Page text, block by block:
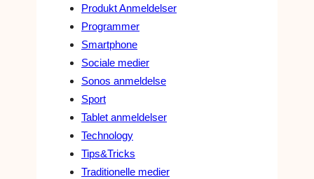
Produkt Anmeldelser
Programmer
Smartphone
Sociale medier
Sonos anmeldelse
Sport
Tablet anmeldelser
Technology
Tips&Tricks
Traditionelle medier